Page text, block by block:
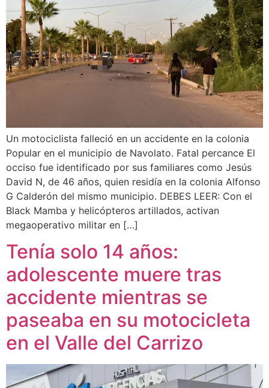
Un motociclista falleció en un accidente en la colonia
Popular en el municipio de Navolato. Fatal percance El
occiso fue identificado por sus familiares como Jesús
David N, de 46 años, quien residía en la colonia Alfonso
G Calderón del mismo municipio. DEBES LEER: Con el
Black Mamba y helicópteros artillados, activan
megaoperativo militar en […]
Tenía solo 14 años:
adolescente muere tras
accidente mientras se
paseaba en su motocicleta
en el Valle del Carrizo